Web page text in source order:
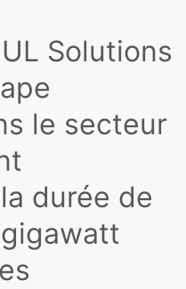
Solutions
le secteur
durée de
gigawatt